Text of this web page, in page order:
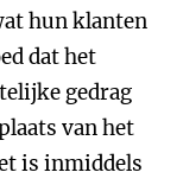
hun klanten
dat het
gedrag
van het
is inmiddels